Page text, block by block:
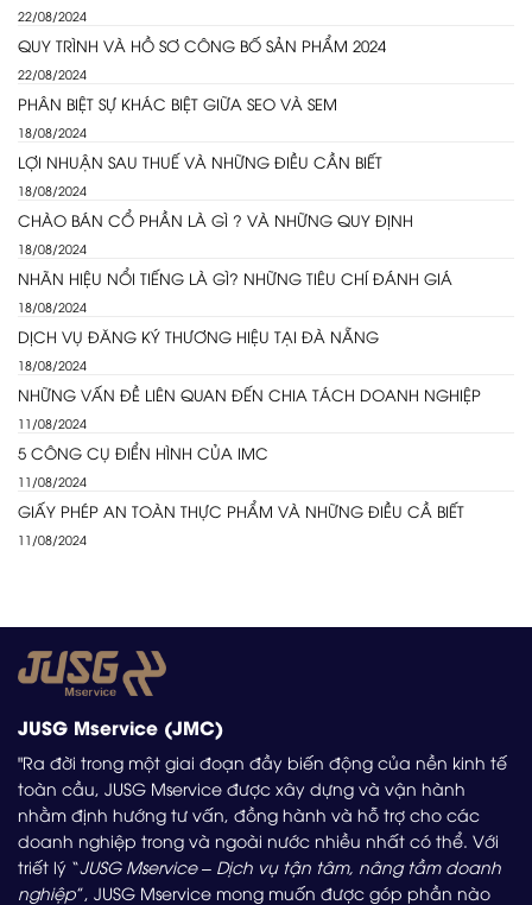
22/08/2024
QUY TRÌNH VÀ HỒ SƠ CÔNG BỐ SẢN PHẨM 2024
22/08/2024
PHÂN BIỆT SỰ KHÁC BIỆT GIỮA SEO VÀ SEM
18/08/2024
LỢI NHUẬN SAU THUẾ VÀ NHỮNG ĐIỀU CẦN BIẾT
18/08/2024
CHÀO BÁN CỔ PHẦN LÀ GÌ ? VÀ NHỮNG QUY ĐỊNH
18/08/2024
NHÃN HIỆU NỔI TIẾNG LÀ GÌ? NHỮNG TIÊU CHÍ ĐÁNH GIÁ
18/08/2024
DỊCH VỤ ĐĂNG KÝ THƯƠNG HIỆU TẠI ĐÀ NẴNG
18/08/2024
NHỮNG VẤN ĐỀ LIÊN QUAN ĐẾN CHIA TÁCH DOANH NGHIỆP
11/08/2024
5 CÔNG CỤ ĐIỂN HÌNH CỦA IMC
11/08/2024
GIẤY PHÉP AN TOÀN THỰC PHẨM VÀ NHỮNG ĐIỀU CẦ BIẾT
11/08/2024
JUSG Mservice (JMC)
"Ra đời trong một giai đoạn đầy biến động của nền kinh tế
toàn cầu, JUSG Mservice được xây dựng và vận hành
nhằm định hướng tư vấn, đồng hành và hỗ trợ cho các
doanh nghiệp trong và ngoài nước nhiều nhất có thể. Với
triết lý “JUSG Mservice – Dịch vụ tận tâm, nâng tầm doanh
nghiệp”, JUSG Mservice mong muốn được góp phần nào